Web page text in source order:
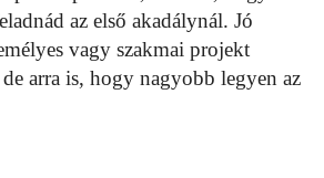
az első akadálynál. Jó
vagy szakmai projekt
arra is, hogy nagyobb legyen az